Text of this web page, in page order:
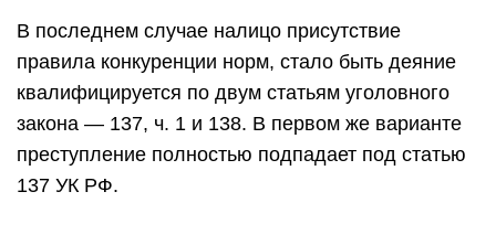
В последнем случае налицо присутствие
правила конкуренции норм, стало быть деяние
квалифицируется по двум статьям уголовного
закона — 137, ч. 1 и 138. В первом же варианте
преступление полностью подпадает под статью
137 УК РФ.